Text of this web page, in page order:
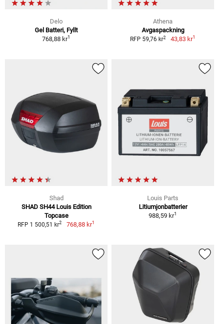
Delo
Gel Batteri, Fyllt
768,88 kr1
Athena
Avgaspackning
RFP 59,76 kr2 43,83 kr1
Shad
SHAD SH44 Louis Edition
Topcase
RFP 1 500,51 kr2 768,88 kr1
Louis Parts
Litiumjonbatterier
988,59 kr1